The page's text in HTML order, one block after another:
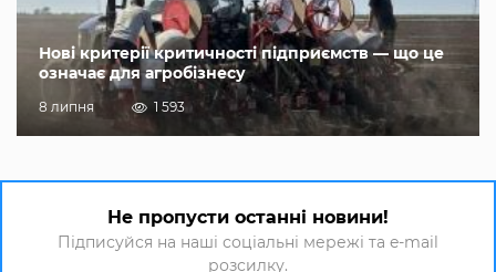
Нові критерії критичності підприємств — що це
означає для агробізнесу
8 липня 1 593
Не пропусти останні новини!
Підписуйся на наші соціальні мережі та e-mail
розсилку.